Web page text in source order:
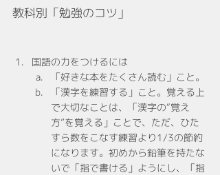
教科別「勉強のコツ」
国語の力をつけるには
「好きな本をたくさん読む」こと。
「漢字を練習する」こと。覚える上
で大切なことは、「漢字の“覚え
方”を覚える」ことで、ただ、ひた
すら数をこなす練習より1/3の節約
になります。初めから鉛筆を持たな
いで「指で書ける」ようにし、「指